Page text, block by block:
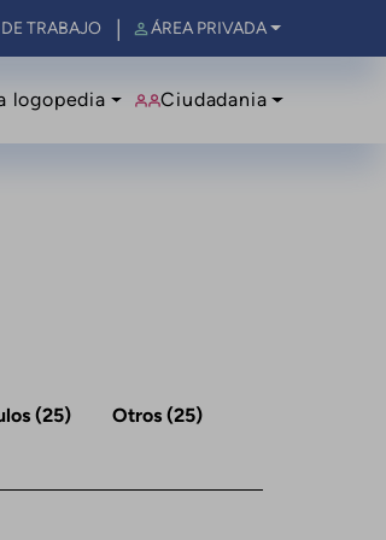
TRABAJO ÁREA PRIVADA
logopedia Ciudadania
(25) Otros (25)